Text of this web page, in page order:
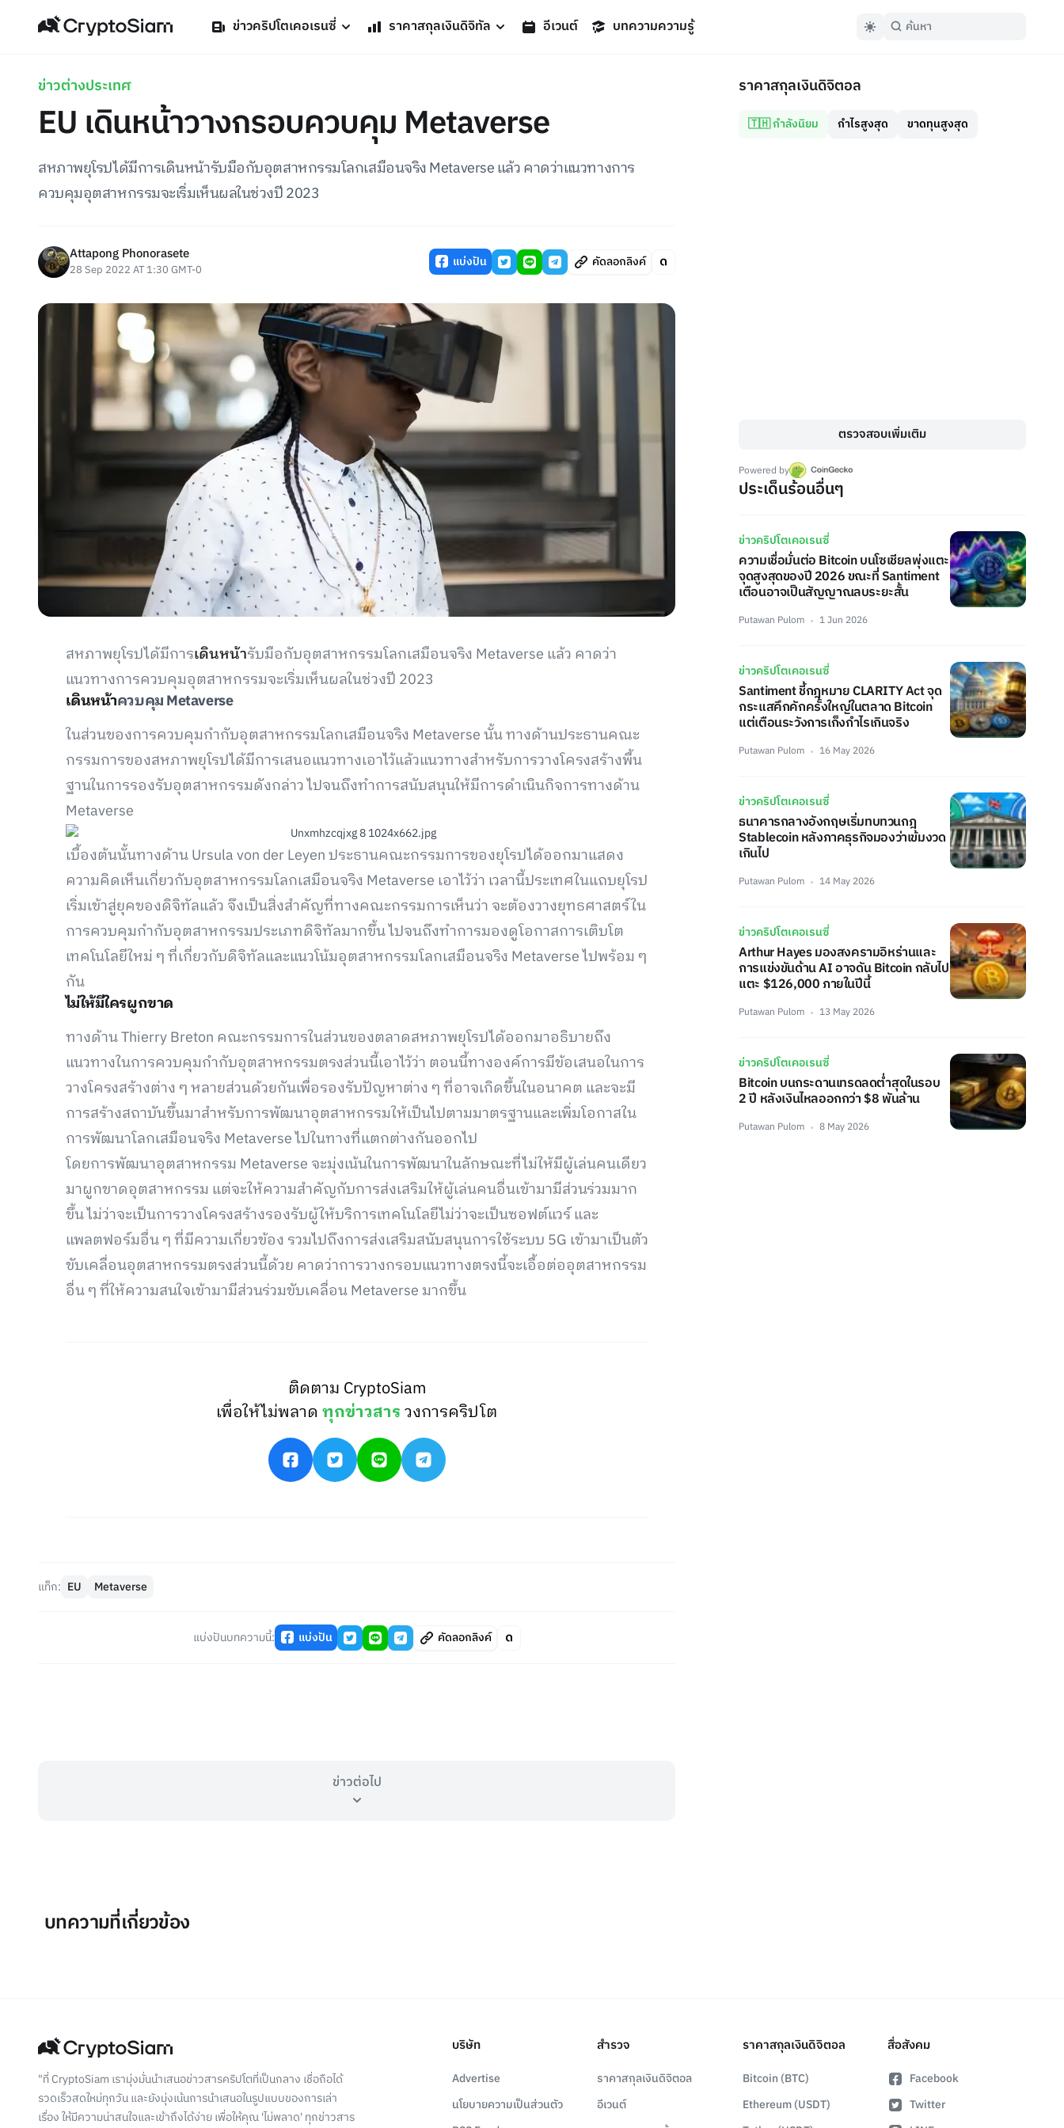
ข่าวคริปโตเคอเรนซี่ ราคาสกุลเงินดิจิทัล อีเวนต์ บทความความรู้
ข่าวต่างประเทศ
EU เดินหน้าวางกรอบควบคุม Metaverse
สหภาพยุโรปได้มีการเดินหน้ารับมือกับอุตสาหกรรมโลกเสมือนจริง Metaverse แล้ว คาดว่าแนวทางการ
ควบคุมอุตสาหกรรมจะเริ่มเห็นผลในช่วงปี 2023
Attapong Phonorasete
28 Sep 2022 AT 1:30 GMT-0 แบ่งปัน คัดลอกลิงค์
สหภาพยุโรปได้มีการเดินหน้ารับมือกับอุตสาหกรรมโลกเสมือนจริง Metaverse แล้ว คาดว่า
แนวทางการควบคุมอุตสาหกรรมจะเริ่มเห็นผลในช่วงปี 2023
เดินหน้าควบคุม Metaverse
ในส่วนของการควบคุมกำกับอุตสาหกรรมโลกเสมือนจริง Metaverse นั้น ทางด้านประธานคณะ
กรรมการของสหภาพยุโรปได้มีการเสนอแนวทางเอาไว้แล้วแนวทางสำหรับการวางโครงสร้างพื้น
ฐานในการรองรับอุตสาหกรรมดังกล่าว ไปจนถึงทำการสนับสนุนให้มีการดำเนินกิจการทางด้าน
Metaverse
เบื้องต้นนั้นทางด้าน Ursula von der Leyen ประธานคณะกรรมการของยุโรปได้ออกมาแสดง
ความคิดเห็นเกี่ยวกับอุตสาหกรรมโลกเสมือนจริง Metaverse เอาไว้ว่า เวลานี้ประเทศในแถบยุโรป
เริ่มเข้าสู่ยุคของดิจิทัลแล้ว จึงเป็นสิ่งสำคัญที่ทางคณะกรรมการเห็นว่า จะต้องวางยุทธศาสตร์ใน
การควบคุมกำกับอุตสาหกรรมประเภทดิจิทัลมากขึ้น ไปจนถึงทำการมองดูโอกาสการเติบโต
เทคโนโลยีใหม่ ๆ ที่เกี่ยวกับดิจิทัลและแนวโน้มอุตสาหกรรมโลกเสมือนจริง Metaverse ไปพร้อม ๆ
กัน
ไม่ให้มีใครผูกขาด
ทางด้าน Thierry Breton คณะกรรมการในส่วนของตลาดสหภาพยุโรปได้ออกมาอธิบายถึง
แนวทางในการควบคุมกำกับอุตสาหกรรมตรงส่วนนี้เอาไว้ว่า ตอนนี้ทางองค์การมีข้อเสนอในการ
วางโครงสร้างต่าง ๆ หลายส่วนด้วยกันเพื่อรองรับปัญหาต่าง ๆ ที่อาจเกิดขึ้นในอนาคต และจะมี
การสร้างสถาบันขึ้นมาสำหรับการพัฒนาอุตสาหกรรมให้เป็นไปตามมาตรฐานและเพิ่มโอกาสใน
การพัฒนาโลกเสมือนจริง Metaverse ไปในทางที่แตกต่างกันออกไป
โดยการพัฒนาอุตสาหกรรม Metaverse จะมุ่งเน้นในการพัฒนาในลักษณะที่ไม่ให้มีผู้เล่นคนเดียว
มาผูกขาดอุตสาหกรรม แต่จะให้ความสำคัญกับการส่งเสริมให้ผู้เล่นคนอื่นเข้ามามีส่วนร่วมมาก
ขึ้น ไม่ว่าจะเป็นการวางโครงสร้างรองรับผู้ให้บริการเทคโนโลยีไม่ว่าจะเป็นซอฟต์แวร์ และ
แพลตฟอร์มอื่น ๆ ที่มีความเกี่ยวข้อง รวมไปถึงการส่งเสริมสนับสนุนการใช้ระบบ 5G เข้ามาเป็นตัว
ขับเคลื่อนอุตสาหกรรมตรงส่วนนี้ด้วย คาดว่าการวางกรอบแนวทางตรงนี้จะเอื้อต่ออุตสาหกรรม
อื่น ๆ ที่ให้ความสนใจเข้ามามีส่วนร่วมขับเคลื่อน Metaverse มากขึ้น
ติดตาม CryptoSiam
เพื่อให้ไม่พลาดทุกข่าวสารวงการคริปโต
แท็ก: EU Metaverse
แบ่งปันบทความนี้: แบ่งปัน คัดลอกลิงค์
ข่าวต่อไป
ราคาสกุลเงินดิจิตอล
🇹🇭 กำลังนิยม กำไรสูงสุด ขาดทุนสูงสุด
ตรวจสอบเพิ่มเติม
Powered by
ประเด็นร้อนอื่นๆ
ข่าวคริปโตเคอเรนซี่
ความเชื่อมั่นต่อ Bitcoin บนโซเชียลพุ่งแตะ
จุดสูงสุดของปี 2026 ขณะที่ Santiment
เตือนอาจเป็นสัญญาณลบระยะสั้น
Putawan Pulom 1 Jun 2026
ข่าวคริปโตเคอเรนซี่
Santiment ชี้กฎหมาย CLARITY Act จุด
กระแสคึกคักครั้งใหญ่ในตลาด Bitcoin
แต่เตือนระวังการเก็งกำไรเกินจริง
Putawan Pulom 16 May 2026
ข่าวคริปโตเคอเรนซี่
ธนาคารกลางอังกฤษเริ่มทบทวนกฎ
Stablecoin หลังภาคธุรกิจมองว่าเข้มงวด
เกินไป
Putawan Pulom 14 May 2026
ข่าวคริปโตเคอเรนซี่
Arthur Hayes มองสงครามอิหร่านและ
การแข่งขันด้าน AI อาจดัน Bitcoin กลับไป
แตะ $126,000 ภายในปีนี้
Putawan Pulom 13 May 2026
ข่าวคริปโตเคอเรนซี่
Bitcoin บนกระดานเทรดลดต่ำสุดในรอบ
2 ปี หลังเงินไหลออกกว่า $8 พันล้าน
Putawan Pulom 8 May 2026
บทความที่เกี่ยวข้อง
"ที่ CryptoSiam เรามุ่งมั่นนำเสนอข่าวสารคริปโตที่เป็นกลาง เชื่อถือได้
รวดเร็วสดใหม่ทุกวัน และยังมุ่งเน้นการนำเสนอในรูปแบบของการเล่า
เรื่อง ให้มีความน่าสนใจและเข้าถึงได้ง่าย เพื่อให้คุณ 'ไม่พลาด' ทุกข่าวสาร
บริษัท
Advertise
นโยบายความเป็นส่วนตัว
สำรวจ
ราคาสกุลเงินดิจิตอล
อีเวนต์
ราคาสกุลเงินดิจิตอล
Bitcoin (BTC)
Ethereum (USDT)
สื่อสังคม
Facebook
Twitter